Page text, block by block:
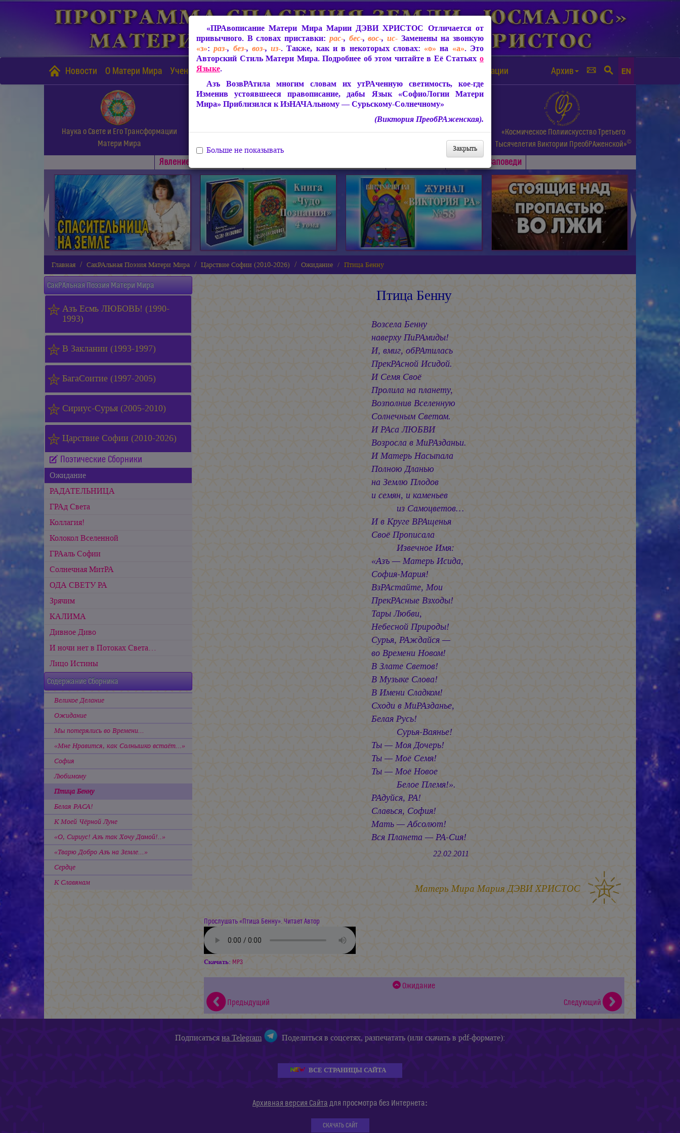
Новости О Матери Мира Учение Матери Мира Защита от чипизации Архив EN
Наука о Свете и Его Трансформации
Матери Мира
СофиоЛогия Матери Мира
Живое Слово Матери Мира.
Статьи, Книги, Видео, Аудио и др.
«Космическое Полиискусство Третьего
Тысячелетия Виктории ПреобРАженской»©
Явлениe Матери Мира Заповеди
◄ ►
Главная СакРАльная Поэзия Матери Мира Царствие Софии (2010-2026) Ожидание Птица Бенну
СакРАльная Поэзия Матери Мира
Азъ Есмь ЛЮБОВЬ! (1990-
1993)
В Заклании (1993-1997)
БагаСоитие (1997-2005)
Сириус-Сурья (2005-2010)
Царствие Софии (2010-2026)
Поэтические Сборники
Ожидание
РАДАТЕЛЬНИЦА
ГРАд Света
Коллагия!
Колокол Вселенной
ГРАаль Софии
Cолнечная МитРА
ОДА СВЕТУ РА
Зрячим
КАЛИМА
Дивное Диво
И ночи нет в Потоках Света…
Лицо Истины
Содержание Сборника
Великое Делание
Ожидание
Мы потерялись во Времени...
«Мне Нравится, как Солнышко встаёт...»
София
Любимому
Птица Бенну
Белая РАСА!
К Моей Чёрной Луне
«О, Сириус! Азъ так Хочу Домой!..»
«Тварю Добро Азъ на Земле...»
Сердце
К Славянам
Птица Бенну
Возсела Бенну
наверху ПиРАмиды!
И, вмиг, обРАтилась
ПрекРАсной Исидой.
И Семя Своё
Пролила на планету,
Возполнив Вселенную
Солнечным Светом.
И РАса ЛЮБВИ
Возросла в МиРАзданьи.
И Матерь Насыпала
Полною Дланью
на Землю Плодов
и семян, и каменьев
из Самоцветов…
И в Круге ВРАщенья
Своё Прописала
Извечное Имя:
«Азъ — Матерь Исида,
София-Мария!
ВзРАстайте, Мои
ПрекРАсные Взходы!
Тары Любви,
Небесной Природы!
Сурья, РАждайся —
во Времени Новом!
В Злате Светов!
В Музыке Слова!
В Имени Сладком!
Сходи в МиРАзданье,
Белая Русь!
Сурья-Ваянье!
Ты — Моя Дочерь!
Ты — Моё Семя!
Ты — Моё Новое
Белое Племя!».
РАдуйся, РА!
Славься, София!
Мать — Абсолют!
Вся Планета — РА-Сия!
22.02.2011
Матерь МираМария ДЭВИ ХРИСТОС
Прослушать «Птица Бенну». Читает Автор
Скачать: MP3
Ожидание
Предыдущий
Следующий
«ПРАвописание Матери Мира Марии ДЭВИ ХРИСТОС Отличается от
привычного. В словах приставки: рас-, бес-,вос-, ис-Заменены на звонкую
«з»:раз-, без-, воз-,из-. Также, как и в некоторых словах: «о» на «а». Это
Авторский Стиль Матери Мира. Подробнее об этом читайте в Её Статьях о
Языке.
Азъ ВозвРАтила многим словам их утРАченную светимость, кое-где
Изменив устоявшееся правописание, дабы Язык «СофиоЛогии Матери
Мира» Приблизился к ИзНАЧАльному — Сурьскому-Солнечному»
(Виктория ПреобРАженская).
Закрыть
Больше не показывать
Подписатьсяна Telegram Поделиться в соцсетях, разпечатать (или скачать в pdf-формате):
ВСЕ СТРАНИЦЫ САЙТА
Архивная версия Сайта для просмотра без Интернета:
СКАЧАТЬ САЙТ